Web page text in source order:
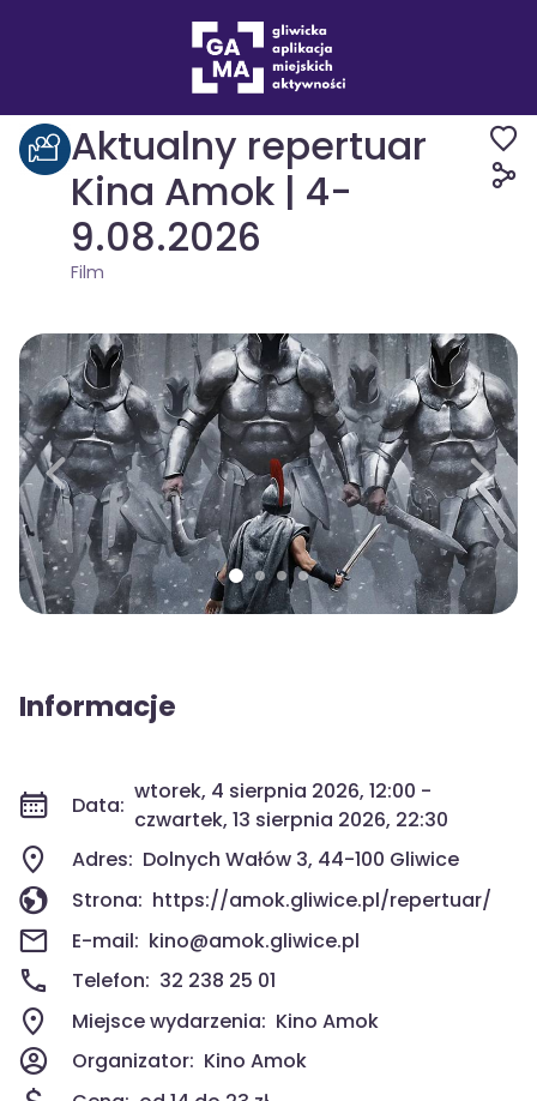
Film
Aktualny repertuar
Kina Amok | 4-
9.08.2026
Film
Informacje
Data:
wtorek, 4 sierpnia 2026, 12:00 -
czwartek, 13 sierpnia 2026, 22:30
Adres: Dolnych Wałów 3, 44-100 Gliwice
Strona: https://amok.gliwice.pl/repertuar/
E-mail: kino@amok.gliwice.pl
Telefon: 32 238 25 01
Miejsce wydarzenia: Kino Amok
Organizator: Kino Amok